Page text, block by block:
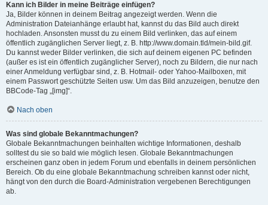
Kann ich Bilder in meine Beiträge einfügen?
Ja, Bilder können in deinem Beitrag angezeigt werden. Wenn die
Administration Dateianhänge erlaubt hat, kannst du das Bild auch direkt
hochladen. Ansonsten musst du zu einem Bild verlinken, das auf einem
öffentlich zugänglichen Server liegt, z. B. http://www.domain.tld/mein-bild.gif.
Du kannst weder Bilder verlinken, die sich auf deinem eigenen PC befinden
(außer es ist ein öffentlich zugänglicher Server), noch zu Bildern, die nur nach
einer Anmeldung verfügbar sind, z. B. Hotmail- oder Yahoo-Mailboxen, mit
einem Passwort geschützte Seiten usw. Um das Bild anzuzeigen, benutze den
BBCode-Tag „[img]“.
Nach oben
Was sind globale Bekanntmachungen?
Globale Bekanntmachungen beinhalten wichtige Informationen, deshalb
solltest du sie so bald wie möglich lesen. Globale Bekanntmachungen
erscheinen ganz oben in jedem Forum und ebenfalls in deinem persönlichen
Bereich. Ob du eine globale Bekanntmachung schreiben kannst oder nicht,
hängt von den durch die Board-Administration vergebenen Berechtigungen
ab.